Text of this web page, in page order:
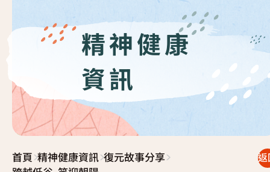
關於我們
精神健康資訊
精神疾病資訊
東華心靈幹線
精神健康
資訊
首頁>精神健康資訊>復元故事分享> 返